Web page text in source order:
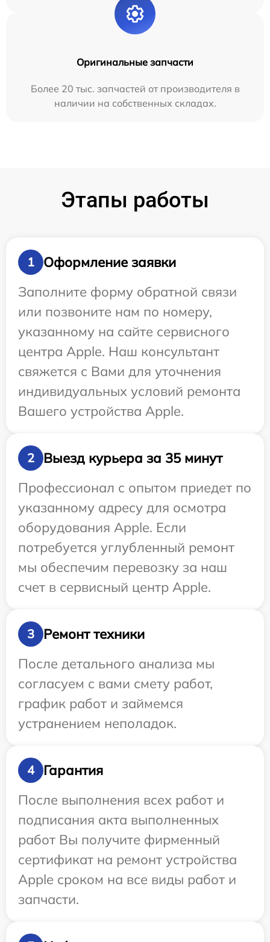
Оригинальные запчасти
Более 20 тыс. запчастей от производителя в
наличии на собственных складах.
Этапы работы
1
Оформление заявки
Заполните форму обратной связи
или позвоните нам по номеру,
указанному на сайте сервисного
центра Apple. Наш консультант
свяжется с Вами для уточнения
индивидуальных условий ремонта
Вашего устройства Apple.
2
Выезд курьера за 35 минут
Профессионал с опытом приедет по
указанному адресу для осмотра
оборудования Apple. Если
потребуется углубленный ремонт
мы обеспечим перевозку за наш
счет в сервисный центр Apple.
3
Ремонт техники
После детального анализа мы
согласуем с вами смету работ,
график работ и займемся
устранением неполадок.
4
Гарантия
После выполнения всех работ и
подписания акта выполненных
работ Вы получите фирменный
сертификат на ремонт устройства
Apple сроком на все виды работ и
запчасти.